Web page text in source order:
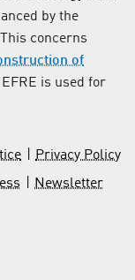
by the
concerns
of
is used for
Privacy Policy
Newsletter